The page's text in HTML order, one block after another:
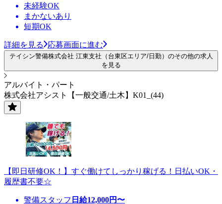
未経験OK
まかないあり
短期OK
詳細を見る 応募画面に進む
テイシン警備株式会社 江東支社（台東区エリア/日勤）のその他の求人
を見る
アルバイト・パート
株式会社アシスト【一般交通/土木】K01_(44)
【即日研修OK！】すぐ働けてしっかり稼げる！日払いOK・
履歴書不要☆
警備スタッフ 日給12,000円〜